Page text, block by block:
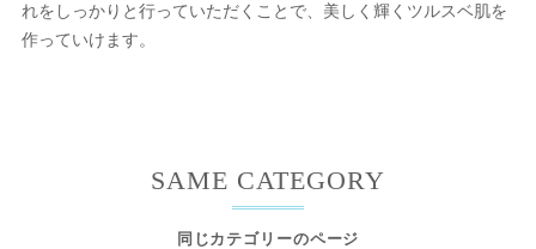
れをしっかりと行っていただくことで、美しく輝くツルスベ肌を
作っていけます。
同じカテゴリーのページ
SAME CATEGORY